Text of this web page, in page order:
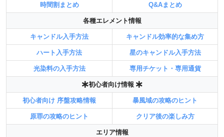
時間割まとめ Q&Aまとめ
各種エレメント情報
キャンドル入手方法 キャンドル効率的な集め方
ハート入手方法 星のキャンドル入手方法
光染料の入手方法 専用チケット・専用通貨
初心者向け情報
初心者向け 序盤攻略情報 暴風域の攻略のヒント
原罪の攻略のヒント クリア後の楽しみ方
エリア情報